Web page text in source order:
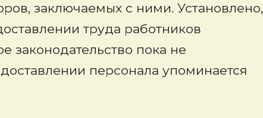
заключаемых с ними. Установлено,
труда работников
законодательство пока не
персонала упоминается